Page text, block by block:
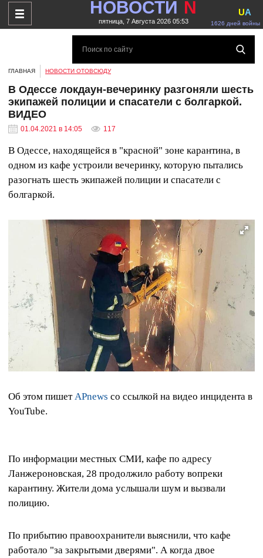
НОВОСТИ N
пятница, 7 Августа 2026 05:53 1626 дней войны
UA
ГЛАВНАЯ НОВОСТИ ОТОВСЮДУ
В Одессе локдаун-вечеринку разгоняли шесть
экипажей полиции и спасатели с болгаркой.
ВИДЕО
01.04.2021 в 14:05 117
В Одессе, находящейся в "красной" зоне карантина, в
одном из кафе устроили вечеринку, которую пытались
разогнать шесть экипажей полиции и спасатели с
болгаркой.
Об этом пишетAPnews со ссылкой на видео инцидента в
YouTube.
По информации местных СМИ, кафе по адресу
Ланжероновская, 28 продолжило работу вопреки
карантину. Жители дома услышали шум и вызвали
полицию.
По прибытию правоохранители выяснили, что кафе
работало "за закрытыми дверями". А когда двое